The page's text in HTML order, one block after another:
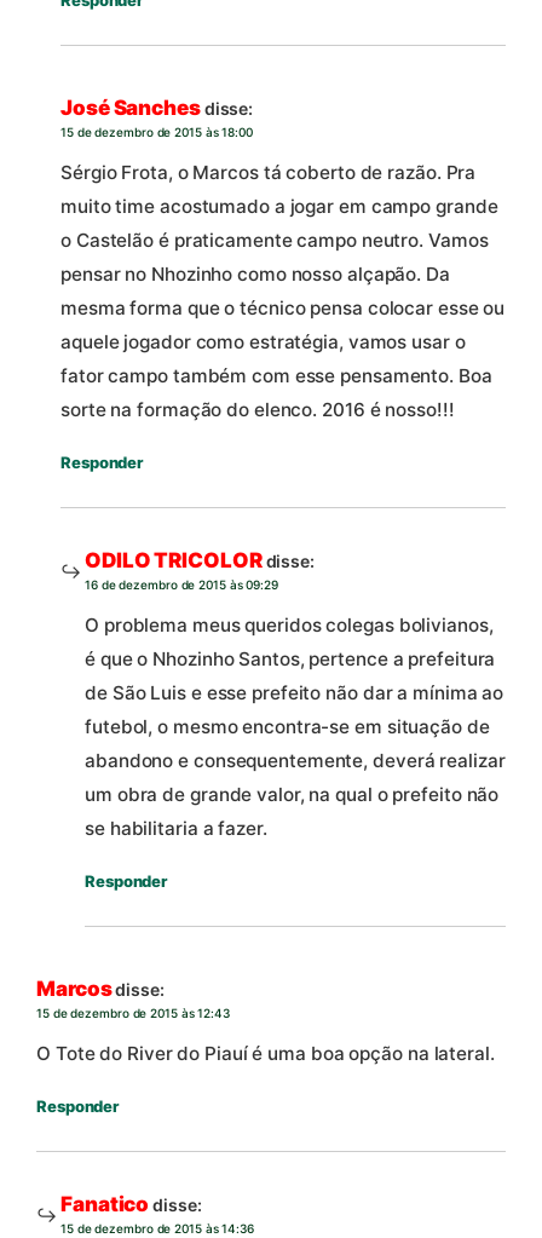
José Sanchesdisse:
15 de dezembro de 2015 às 18:00
Sérgio Frota, o Marcos tá coberto de razão. Pra
muito time acostumado a jogar em campo grande
o Castelão é praticamente campo neutro. Vamos
pensar no Nhozinho como nosso alçapão. Da
mesma forma que o técnico pensa colocar esse ou
aquele jogador como estratégia, vamos usar o
fator campo também com esse pensamento. Boa
sorte na formação do elenco. 2016 é nosso!!!
Responder
ODILO TRICOLORdisse:
16 de dezembro de 2015 às 09:29
O problema meus queridos colegas bolivianos,
é que o Nhozinho Santos, pertence a prefeitura
de São Luis e esse prefeito não dar a mínima ao
futebol, o mesmo encontra-se em situação de
abandono e consequentemente, deverá realizar
um obra de grande valor, na qual o prefeito não
se habilitaria a fazer.
Responder
Marcosdisse:
15 de dezembro de 2015 às 12:43
O Tote do River do Piauí é uma boa opção na lateral.
Responder
Fanatico disse:
15 de dezembro de 2015 às 14:36